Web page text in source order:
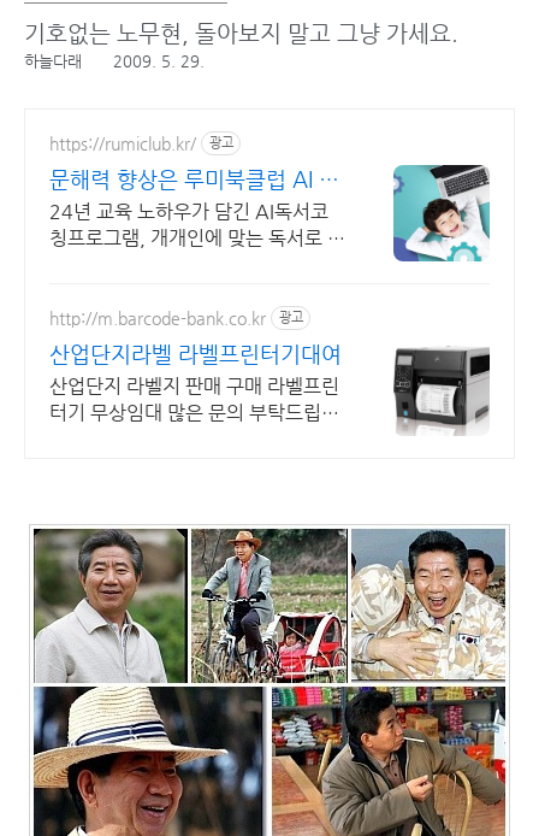
기호없는 노무현, 돌아보지 말고 그냥 가세요.
하늘다래 2009. 5. 29.
https://rumiclub.kr/ 광고
문해력 향상은 루미북클럽 AI 문
해력 향상 프로그램
24년 교육 노하우가 담긴 AI독서코
칭프로그램, 개개인에 맞는 독서로 문
북클럽!
http://m.barcode-bank.co.kr 광고
산업단지라벨 라벨프린터기대여
산업단지 라벨지 판매 구매 라벨프린
터기 무상임대 많은 문의 부탁드립니